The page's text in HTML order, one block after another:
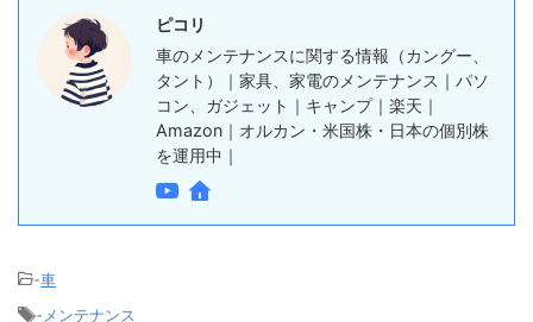
ピコリ
車のメンテナンスに関する情報（カングー、
タント）｜家具、家電のメンテナンス｜パソ
コン、ガジェット｜キャンプ｜楽天｜
Amazon｜オルカン・米国株・日本の個別株
を運用中｜
-車
- メンテナンス